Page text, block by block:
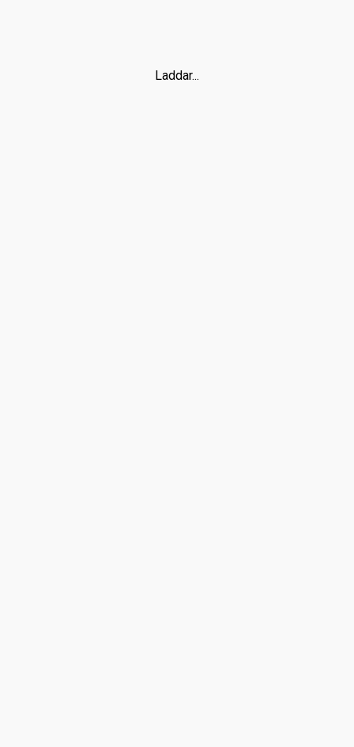
Laddar...